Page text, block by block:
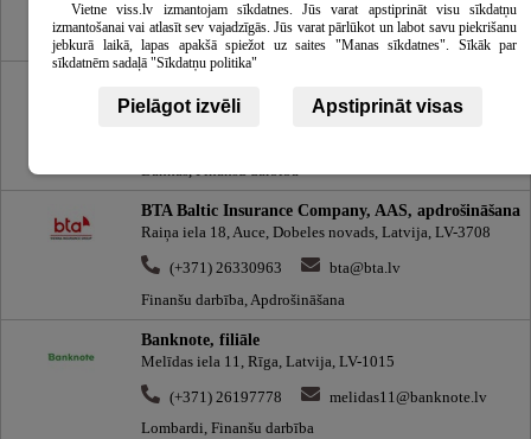
(+371) 67444444
Bankas, Finanšu darbība
Driksas iela 4, Jelgava, Latvija, LV-3001
Bankas, Finanšu darbība
BTA Baltic Insurance Company, AAS, apdrošināšana
Raiņa iela 18, Auce, Dobeles novads, Latvija, LV-3708
(+371) 26330963
bta@bta.lv
Finanšu darbība, Apdrošināšana
Banknote, filiāle
Melīdas iela 11, Rīga, Latvija, LV-1015
(+371) 26197778
melidas11@banknote.lv
Lombardi, Finanšu darbība
Vietne viss.lv izmantojam sīkdatnes. Jūs varat apstiprināt visu sīkdatņu
izmantošanai vai atlasīt sev vajadzīgās. Jūs varat pārlūkot un labot savu piekrišanu
jebkurā laikā, lapas apakšā spiežot uz saites "Manas sīkdatnes". Sīkāk par
sīkdatnēm sadaļā "Sīkdatņu politika"
Pielāgot izvēli Apstiprināt visas